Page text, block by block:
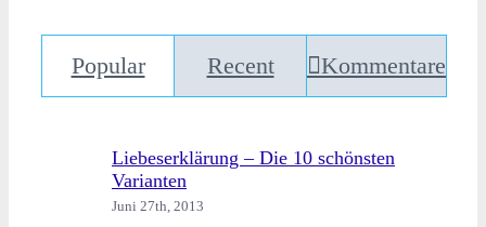
Popular Recent Kommentare
Liebeserklärung – Die 10 schönsten
Varianten
Juni 27th, 2013